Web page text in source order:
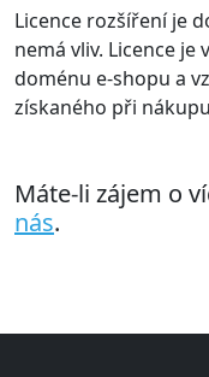
Licence rozšíření je
nemá vliv. Licence
doménu e-shopu a
získaného při
Máte-li zájem o
nás.